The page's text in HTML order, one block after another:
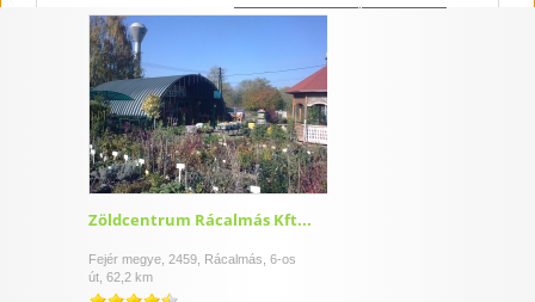
I want to allow Google to enable storage
related to security, including authentication
functionality and fraud prevention, and other
user protection.
CONFIRM
Data Deletion
Zöldcentrum Rácalmás Kft...
Fejér megye, 2459, Rácalmás, 6-os
út, 62,2 km